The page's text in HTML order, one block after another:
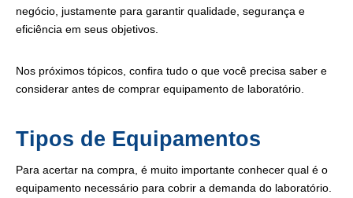
negócio, justamente para garantir qualidade, segurança e
eficiência em seus objetivos.
Nos próximos tópicos, confira tudo o que você precisa saber e
considerar antes de comprar equipamento de laboratório.
Tipos de Equipamentos
Para acertar na compra, é muito importante conhecer qual é o
equipamento necessário para cobrir a demanda do laboratório.